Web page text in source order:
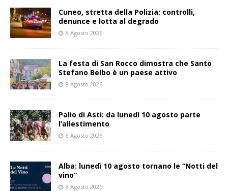
Cuneo, stretta della Polizia: controlli,
denunce e lotta al degrado
8 Agosto 2026
La festa di San Rocco dimostra che Santo
Stefano Belbo è un paese attivo
8 Agosto 2026
Palio di Asti: da lunedì 10 agosto parte
l’allestimento
8 Agosto 2026
Alba: lunedì 10 agosto tornano le “Notti del
vino”
8 Agosto 2026